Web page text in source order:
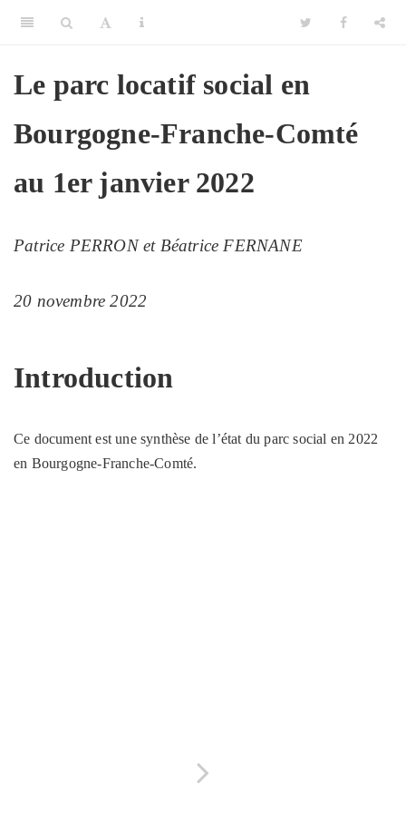
Le parc locatif social en
Bourgogne-Franche-Comté
au 1er janvier 2022
Patrice PERRON et Béatrice FERNANE
20 novembre 2022
Introduction
Ce document est une synthèse de l’état du parc social en 2022
en Bourgogne-Franche-Comté.